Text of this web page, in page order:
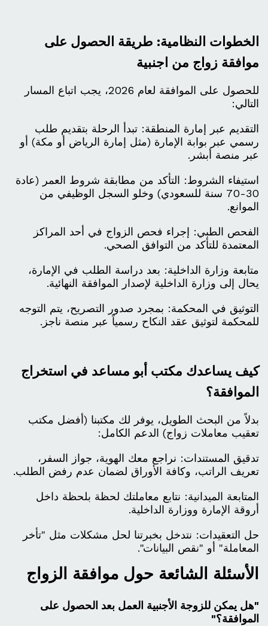
الخطوات النظامية: طريقة الحصول على
موافقة زواج من اجنبية
للحصول على الموافقة لعام 2026، يجب اتباع المسار
التالي:
التقديم عبر إمارة المنطقة: تبدأ الرحلة بتقديم طلب
رسمي عبر بوابة الإمارة (مثل إمارة الرياض أو مكة) أو
عبر منصة أبشر.
استيفاء الشروط: التأكد من مطابقة شروط العمر (عادة
30-70 سنة للسعودي) وخلو السجل الوظيفي من
الموانع.
الفحص الطبي: إجراء فحص الزواج في أحد المراكز
المعتمدة للتأكد من التوافق الصحي.
متابعة وزارة الداخلية: بعد دراسة الطلب في الإمارة،
يحال إلى وزارة الداخلية لإصدار الموافقة النهائية.
التوثيق في المحكمة: بمجرد صدور التصريح، يتم التوجه
للمحكمة لتوثيق عقد النكاح رسمياً عبر منصة ناجز.
كيف يساعدك مكتب أبو مساعد في استخراج
الموافقة؟
بدلاً من البحث الطويل، يوفر لك مكتبنا (أفضل مكتب
تعقيب معاملات زواج) الدعم الكامل:
تدقيق المستندات: نراجع معك الهوية، جواز السفر،
تعريف الراتب، وكافة الأوراق لضمان عدم رفض الطلب.
المتابعة الميدانية: نتابع معاملتك لحظة بلحظة داخل
أروقة الإمارة ووزارة الداخلية.
حل التعقيدات: نتدخل بخبرتنا لحل مشكلات مثل "تأخر
المعاملة" أو "نقص البيانات".
الأسئلة الشائعة حول موافقة الزواج
"هل يمكن للزوجة الأجنبية العمل بعد الحصول على
الموافقة؟"